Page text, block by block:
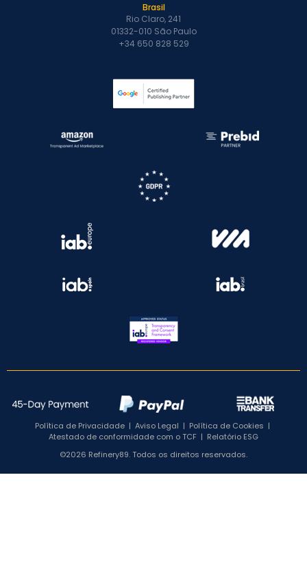
Brasil
Rio Claro, 241
01332-010 São Paulo
+34 650 828 529
Política de Privacidade | Aviso Legal | Política de Cookies |
Atestado de conformidade com o TCF | Relatório ESG
©2026 Refinery89. Todos os direitos reservados.